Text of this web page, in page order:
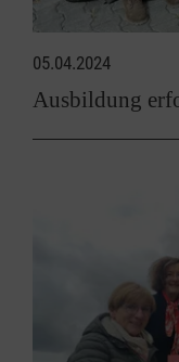
05.04.2024
Ausbildung